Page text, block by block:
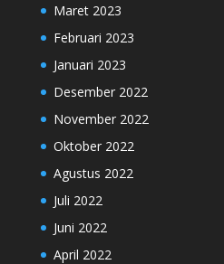
Maret 2023
Februari 2023
Januari 2023
Desember 2022
November 2022
Oktober 2022
Agustus 2022
Juli 2022
Juni 2022
April 2022